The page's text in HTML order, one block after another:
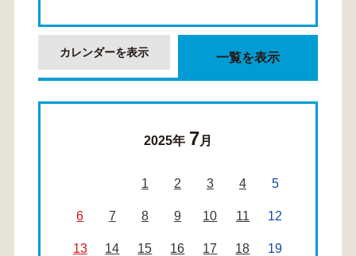
カレンダーを表示 一覧を表示
2025年 7月
1 2 3 4 5
6 7 8 9 10 11 12
13 14 15 16 17 18 19